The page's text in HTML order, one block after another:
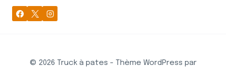
© 2026 Truck à pates - Thème WordPress par